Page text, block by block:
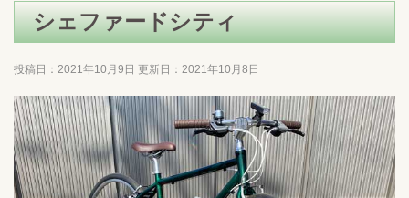
シェファードシティ
投稿日：2021年10月9日 更新日： 2021年10月8日